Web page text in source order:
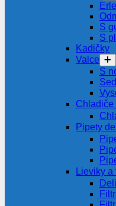
S
S
Kadičky
Valce
S
Chladiče
Pipety
Lieviky a